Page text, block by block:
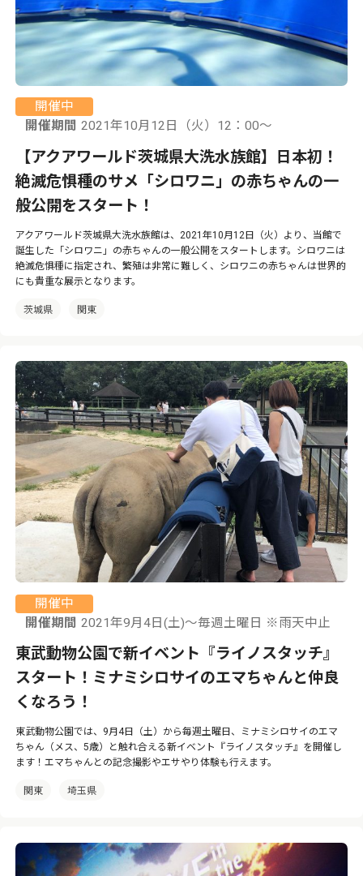
開催中
開催期間 2021年10月12日（火）12：00〜
【アクアワールド茨城県大洗水族館】日本初！
絶滅危惧種のサメ「シロワニ」の赤ちゃんの一
般公開をスタート！
アクアワールド茨城県大洗水族館は、2021年10月12日（火）より、当館で
誕生した「シロワニ」の赤ちゃんの一般公開をスタートします。シロワニは
絶滅危惧種に指定され、繁殖は非常に難しく、シロワニの赤ちゃんは世界的
にも貴重な展示となります。
茨城県 関東
開催中
開催期間 2021年9月4日(土)～毎週土曜日 ※雨天中止
東武動物公園で新イベント『ライノスタッチ』
スタート！ミナミシロサイのエマちゃんと仲良
くなろう！
東武動物公園では、9月4日（土）から毎週土曜日、ミナミシロサイのエマ
ちゃん（メス、5歳）と触れ合える新イベント『ライノスタッチ』を開催し
ます！エマちゃんとの記念撮影やエサやり体験も行えます。
関東 埼玉県